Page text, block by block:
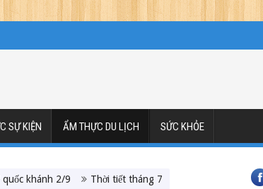
SỰ KIỆN ẨM THỰC DU LỊCH SỨC KHỎE
2/9 Thời tiết tháng 7 ở Đài Loan có đẹp để du lịch?